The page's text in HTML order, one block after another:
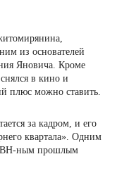
из основателей
Яновича. Кроме
в кино и
плюс можно ставить.
за кадром, и его
квартала». Одним
КВН-ным прошлым